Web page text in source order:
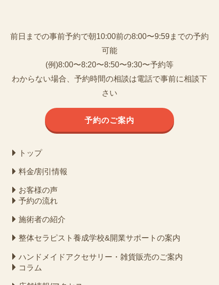
前日までの事前予約で朝10:00前の8:00〜9:59までの予約
可能
(例)8:00〜8:20〜8:50〜9:30〜予約等
わからない場合、予約時間の相談は電話で事前に相談下
さい
予約のご案内
トップ
料金/割引情報
お客様の声
予約の流れ
施術者の紹介
整体セラピスト養成学校&開業サポートの案内
ハンドメイドアクセサリー・雑貨販売のご案内
コラム